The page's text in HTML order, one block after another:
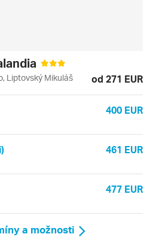
Liptovský Mikuláš od 271 EUR
400 EUR
461 EUR
477 EUR
a možnosti